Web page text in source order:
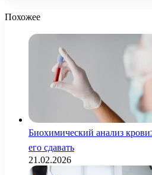
Похожее
Биохимический анализ
его сдавать
21.02.2026